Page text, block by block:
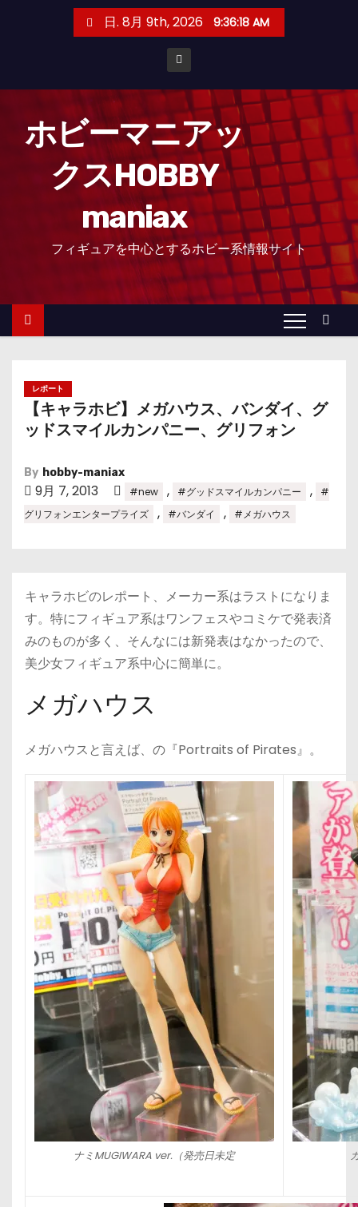
日. 8月 9th, 2026 9:36:20 AM
ホビーマニアッ
クスHOBBY
maniax
フィギュアを中心とするホビー系情報サイト
レポート
【キャラホビ】メガハウス、バンダイ、グ
ッドスマイルカンパニー、グリフォン
By hobby-maniax
9月 7, 2013 #new , #グッドスマイルカンパニー ,
#
グリフォンエンタープライズ
, #バンダイ , #メガハウス
キャラホビのレポート、メーカー系はラストになりま
す。特にフィギュア系はワンフェスやコミケで発表済
みのものが多く、そんなには新発表はなかったので、
美少女フィギュア系中心に簡単に。
メガハウス
メガハウスと言えば、の『Portraits of Pirates』。
ナミMUGIWARA ver.（発売日未定